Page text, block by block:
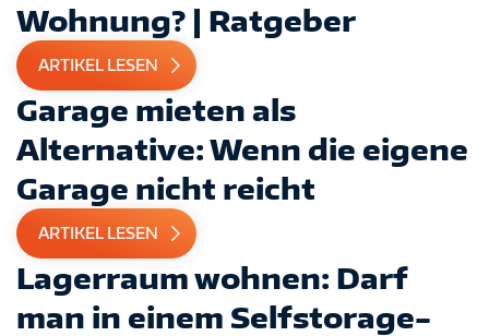
Wohnung? | Ratgeber
ARTIKEL LESEN
Garage mieten als
Alternative: Wenn die eigene
Garage nicht reicht
ARTIKEL LESEN
Lagerraum wohnen: Darf
man in einem Selfstorage-